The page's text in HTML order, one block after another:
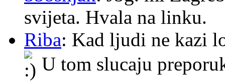
svijeta. Hvala na linku.
Riba: Kad ljudi ne kazi
U tom slucaju